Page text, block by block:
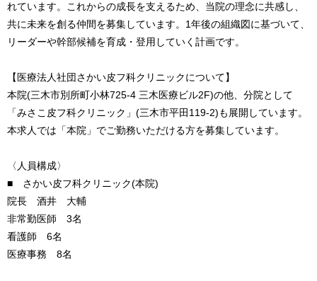
れています。これからの成長を支えるため、当院の理念に共感し、
共に未来を創る仲間を募集しています。1年後の組織図に基づいて、
リーダーや幹部候補を育成・登用していく計画です。
【医療法人社団さかい皮フ科クリニックについて】
本院(三木市別所町小林725-4 三木医療ビル2F)の他、分院として
「みさこ皮フ科クリニック」(三木市平田119-2)も展開しています。
本求人では「本院」でご勤務いただける方を募集しています。
〈人員構成〉
■ さかい皮フ科クリニック(本院)
院長 酒井 大輔
非常勤医師 3名
看護師 6名
医療事務 8名